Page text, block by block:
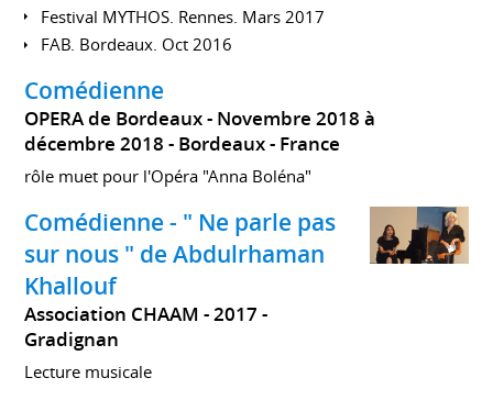
Festival MYTHOS. Rennes. Mars 2017
FAB. Bordeaux. Oct 2016
Comédienne
OPERA de Bordeaux
Novembre 2018 à
décembre 2018 Bordeaux France
rôle muet pour l'Opéra "Anna Boléna"
Comédienne - " Ne parle pas
sur nous " de Abdulrhaman
Khallouf
Association CHAAM
2017
Gradignan
Lecture musicale